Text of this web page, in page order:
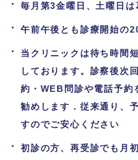
毎月第3金曜日、土曜日
午前午後とも診療開始の
当クリニックは待ち時間
しております。診察後次
約・WEB問診や電話予約
勧めします．従来通り、
すのでご安心ください
初診の方、再受診でも月